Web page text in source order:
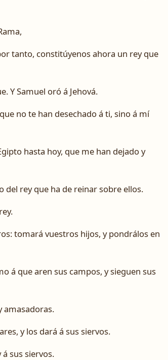
tanto, constitúyenos ahora un rey que
Y Samuel oró á Jehová.
no te han desechado á ti, sino á mí
hasta hoy, que me han dejado y
del rey que ha de reinar sobre ellos.
tomará vuestros hijos, y pondrálos en
á que aren sus campos, y sieguen sus
amasadoras.
y los dará á sus siervos.
sus siervos.